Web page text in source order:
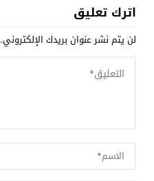
اترك تعليق
لن يتم نشر عنوان بريدك الإلكتروني.